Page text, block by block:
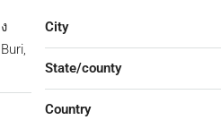
City
State/county
Country